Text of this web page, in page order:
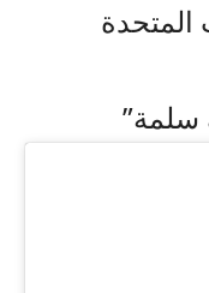
المتحدة